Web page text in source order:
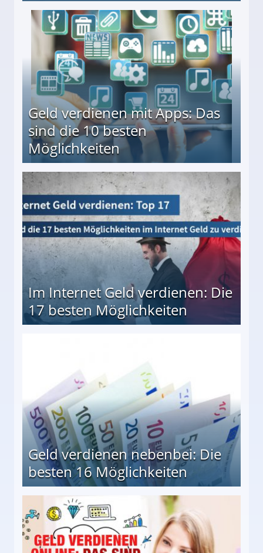
↻ Täglich neue Produkttests
Geld verdienen mit Apps: Das
sind die 10 besten
Möglichkeiten
besten Möglichkeiten
Im Internet Geld verdienen: Die
17 besten Möglichkeiten
Geld verdienen nebenbei: Die
besten 16 Möglichkeiten